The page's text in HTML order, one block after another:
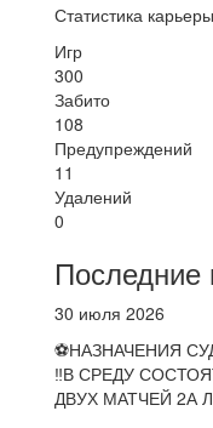
Статистика карьеры
Игр
300
Забито
108
Предупреждений
11
Удалений
0
Последние
30 июля 2026
⚽НАЗНАЧЕНИЯ
‼В СРЕДУ
ДВУХ МАТЧЕЙ 2А